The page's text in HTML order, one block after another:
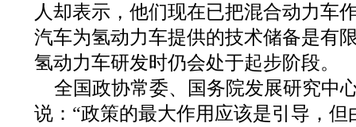
人却表示，他们现在已把混合动力车
汽车为氢动力车提供的技术储备是有
氢动力车研发时仍会处于起步阶段。
全国政协常委、国务院发展研究中
说：“政策的最大作用应该是引导，